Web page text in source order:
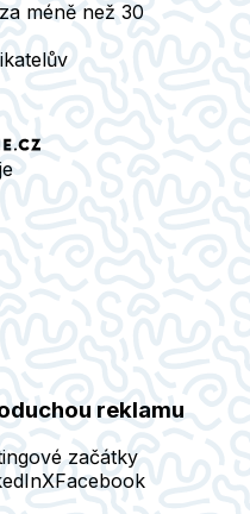
méně než 30
reklamu
začátky
XFacebook